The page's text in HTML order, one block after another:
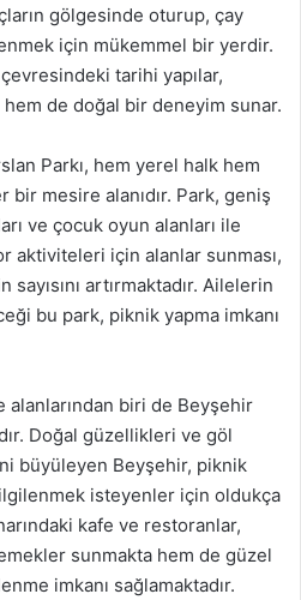
gölgesinde oturup, çay
için mükemmel bir yerdir.
tarihi yapılar,
de doğal bir deneyim sunar.
Parkı, hem yerel halk hem
mesire alanıdır. Park, geniş
ve çocuk oyun alanları ile
aktiviteleri için alanlar sunması,
artırmaktadır. Ailelerin
bu park, piknik yapma imkanı
alanlarından biri de Beyşehir
Doğal güzellikleri ve göl
büyüleyen Beyşehir, piknik
isteyenler için oldukça
kafe ve restoranlar,
sunmakta hem de güzel
imkanı sağlamaktadır.